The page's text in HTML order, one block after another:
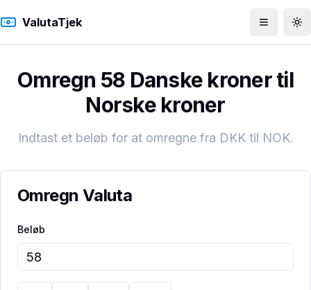
ValutaTjek Åbn menu
Omregn 58 Danske kroner til
Norske kroner
Indtast et beløb for at omregne fra DKKtil NOK.
Omregn Valuta
Beløb